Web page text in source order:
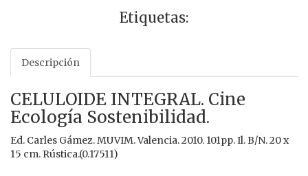
Etiquetas:
Descripción
CELULOIDE INTEGRAL. Cine
Ecología Sostenibilidad.
Ed. Carles Gámez. MUVIM. Valencia. 2010. 101pp. Il. B/N. 20 x
15 cm. Rústica.(0.17511)